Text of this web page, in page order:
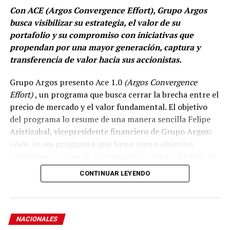
Me gusta esto:
Con ACE (Argos Convergence Effort), Grupo Argos
busca visibilizar su estrategia, el valor de su
portafolio y su compromiso con iniciativas que
propendan por una mayor generación, captura y
transferencia de valor hacia sus accionistas.
Grupo Argos presento Ace 1.0(Argos Convergence
Effort), un programa que busca cerrar la brecha entre el
precio de mercado y el valor fundamental. El objetivo
del programa lo resume de una manera sencilla Felipe
Aristizabal, vicepresidente financiero de Grupo Argos:
la brecha que existe entre el precio que el mercado
reconoce del valor fundamental de nuestra
El programa, se apoya en la hoja de ruta que la
CONTINUAR LEYENDO
NACIONALES